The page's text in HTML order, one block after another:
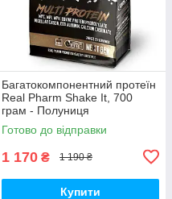
Багатокомпонентний протеїн
Real Pharm Shake It, 700
грам - Полуниця
Готово до відправки
1 170 ₴ 1 190 ₴
Купити